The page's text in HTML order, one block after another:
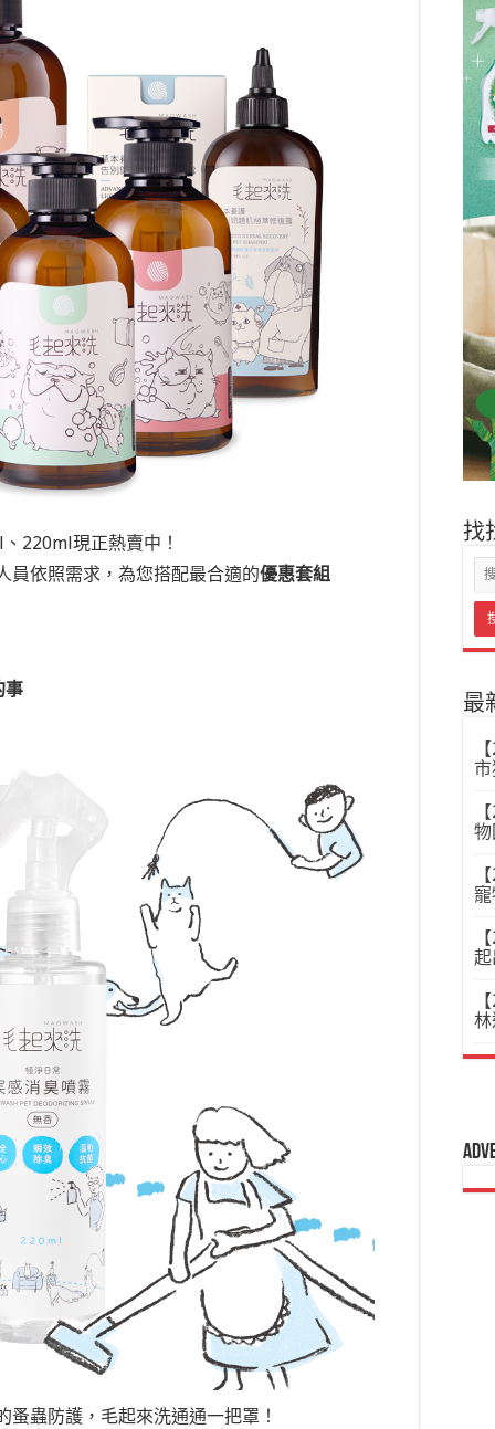
220ml現正熱賣中！
員依照需求，為您搭配最合適的優惠套組
事
蟲防護，毛起來洗通通一把罩！
找
最